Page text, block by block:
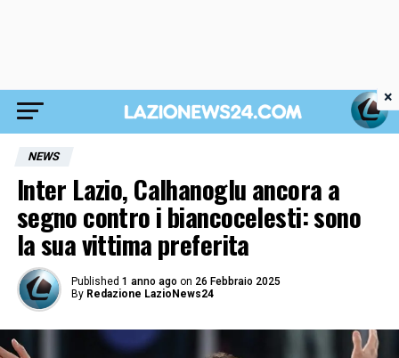
NEWS
Inter Lazio, Calhanoglu ancora a
segno contro i biancocelesti: sono
la sua vittima preferita
Published 1 anno ago on 26 Febbraio 2025
By Redazione LazioNews24
×